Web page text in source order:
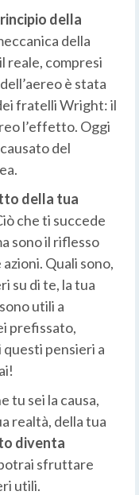
della
della
reale, compresi
è stata
fratelli Wright: il
l’effetto. Oggi
del
della tua
che ti succede
sono il riflesso
Quali sono,
su di te, la tua
utili a
prefissato,
pensieri a
tu sei la causa,
realtà, della tua
diventa
sfruttare
utili.